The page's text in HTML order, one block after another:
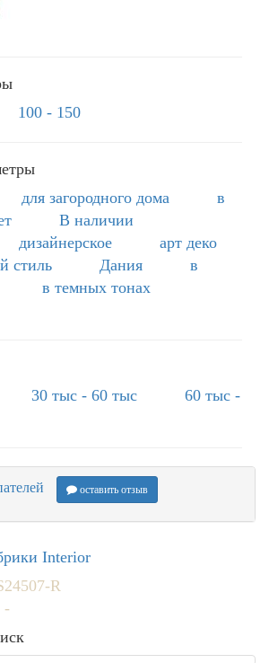
100 - 150
для загородного дома
в
В наличии
дизайнерское
арт деко
стиль
Дания
в
в темных тонах
30 тыс - 60 тыс
60 тыс -
оставить отзыв
Interior
R
-